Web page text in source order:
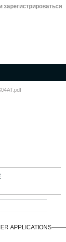
зарегистрироваться
APPLICATIONS